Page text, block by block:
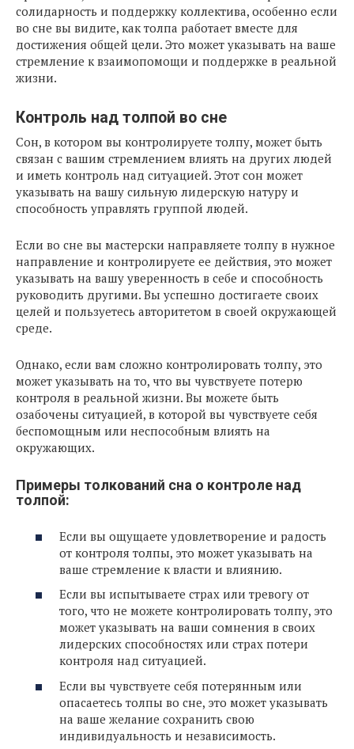
солидарность и поддержку коллектива, особенно если
во сне вы видите, как толпа работает вместе для
достижения общей цели. Это может указывать на ваше
стремление к взаимопомощи и поддержке в реальной
жизни.
Контроль над толпой во сне
Сон, в котором вы контролируете толпу, может быть
связан с вашим стремлением влиять на других людей
и иметь контроль над ситуацией. Этот сон может
указывать на вашу сильную лидерскую натуру и
способность управлять группой людей.
Если во сне вы мастерски направляете толпу в нужное
направление и контролируете ее действия, это может
указывать на вашу уверенность в себе и способность
руководить другими. Вы успешно достигаете своих
целей и пользуетесь авторитетом в своей окружающей
среде.
Однако, если вам сложно контролировать толпу, это
может указывать на то, что вы чувствуете потерю
контроля в реальной жизни. Вы можете быть
озабочены ситуацией, в которой вы чувствуете себя
беспомощным или неспособным влиять на
окружающих.
Примеры толкований сна о контроле над
толпой:
Если вы ощущаете удовлетворение и радость
от контроля толпы, это может указывать на
ваше стремление к власти и влиянию.
Если вы испытываете страх или тревогу от
того, что не можете контролировать толпу, это
может указывать на ваши сомнения в своих
лидерских способностях или страх потери
контроля над ситуацией.
Если вы чувствуете себя потерянным или
опасаетесь толпы во сне, это может указывать
на ваше желание сохранить свою
индивидуальность и независимость.